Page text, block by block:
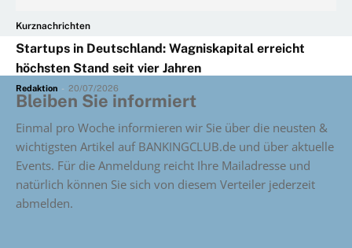
Kurznachrichten
Startups in Deutschland: Wagniskapital erreicht
höchsten Stand seit vier Jahren
Redaktion - 20/07/2026
Bleiben Sie informiert
Einmal pro Woche informieren wir Sie über die neusten &
wichtigsten Artikel auf BANKINGCLUB.de und über aktuelle
Events. Für die Anmeldung reicht Ihre Mailadresse und
natürlich können Sie sich von diesem Verteiler jederzeit
abmelden.